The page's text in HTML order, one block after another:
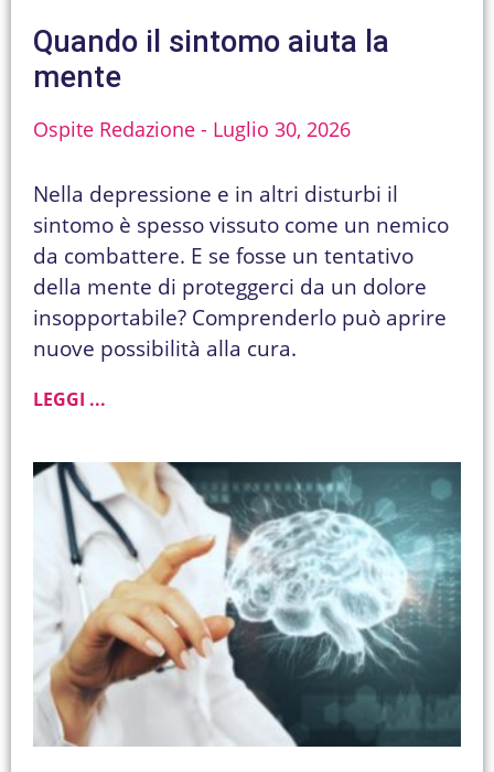
Quando il sintomo aiuta la
mente
Ospite Redazione Luglio 30, 2026
Nella depressione e in altri disturbi il
sintomo è spesso vissuto come un nemico
da combattere. E se fosse un tentativo
della mente di proteggerci da un dolore
insopportabile? Comprenderlo può aprire
nuove possibilità alla cura.
LEGGI ...